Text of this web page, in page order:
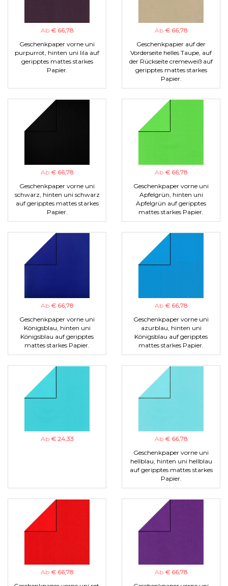
Ab € 66,78
Geschenkpaper vorne uni
purpurrot, hinten uni lila auf
geripptes mattes starkes
Papier.
Ab € 66,78
Geschenkpapier auf der
Vorderseite helles Taupe, auf
der Rückseite cremeweiß auf
geripptes mattes starkes
Papier.
Ab € 66,78
Geschenkpaper vorne uni
schwarz, hinten uni schwarz
auf geripptes mattes starkes
Papier.
Ab € 66,78
Geschenkpaper vorne uni
Apfelgrün, hinten uni
Apfelgrün auf geripptes
mattes starkes Papier.
Ab € 66,78
Geschenkpaper vorne uni
Königsblau, hinten uni
Königsblau auf geripptes
mattes starkes Papier.
Ab € 66,78
Geschenkpaper vorne uni
azurblau, hinten uni
Königsblau auf geripptes
mattes starkes Papier.
Ab € 24,33 Ab € 66,78
Geschenkpaper vorne uni
hellblau, hinten uni hellblau
auf geripptes mattes starkes
Papier.
Ab € 66,78
Ab € 66,78